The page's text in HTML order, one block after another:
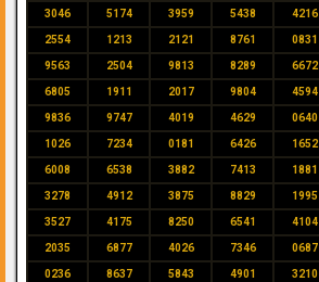
3046 5174 3959 5438 4216
2554 1213 2121 8761 0831
9563 2504 9813 8289 6672
6805 1911 2017 9804 4594
9836 9747 4019 4629 0640
1026 7234 0181 6426 1652
6008 6538 3882 7413 1881
3278 4912 3875 8829 1995
3527 4175 8250 6541 4104
2035 6877 4026 7346 0687
0236 8637 5843 4901 3210